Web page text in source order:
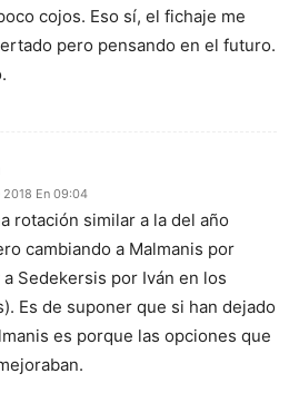
cojos. Eso sí, el fichaje me
pero pensando en el futuro.
En 09:04
rotación similar a la del año
cambiando a Malmanis por
a Sedekersis por Iván en los
Es de suponer que si han dejado
es porque las opciones que